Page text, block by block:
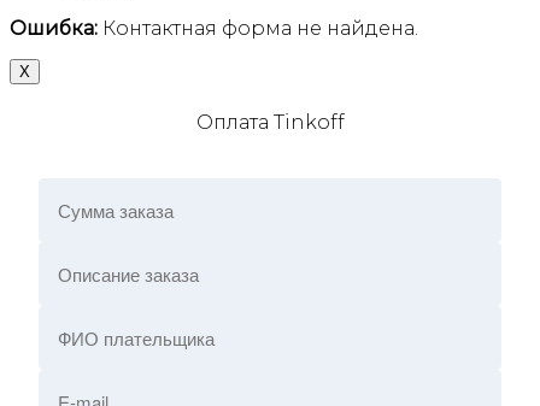
Ошибка: Контактная форма не найдена.
X
Оплата Tinkoff